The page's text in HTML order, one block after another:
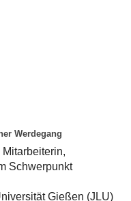
Werdegang
Schwerpunkt
Gießen (JLU)